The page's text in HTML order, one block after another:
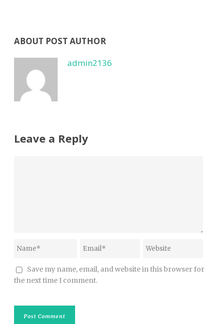
ABOUT POST AUTHOR
admin2136
Leave a Reply
Save my name, email, and website in this browser for
the next time I comment.